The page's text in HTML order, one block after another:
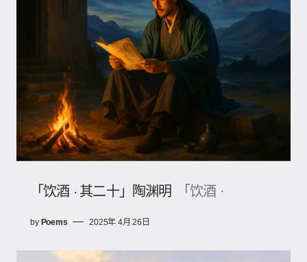
「饮酒 · 其二十」陶渊明 「饮酒 ·
by Poems 2025年 4月 26日